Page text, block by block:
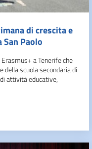
di crescita e
Paolo
a Tenerife che
della scuola secondaria di
attività educative,